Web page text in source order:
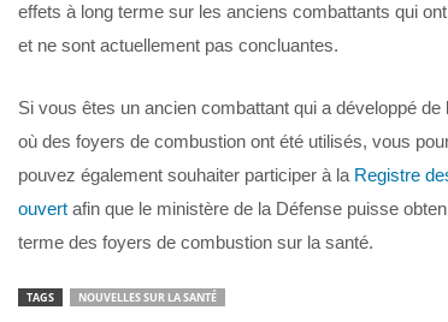
effets à long terme sur les anciens combattants qui
et ne sont actuellement pas concluantes.
Si vous êtes un ancien combattant qui a développé
où des foyers de combustion ont été utilisés, vous
pouvez également souhaiter participer à la Registre
ouvertafin que le ministère de la Défense puisse
terme des foyers de combustion sur la santé.
TAGS NOUVELLES SUR LA SANTÉ